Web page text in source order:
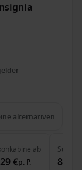
alternativen
ab
€p. P.
Suite